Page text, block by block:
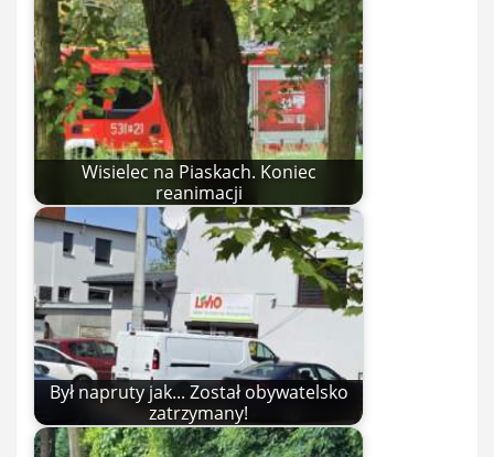
Wisielec na Piaskach. Koniec
reanimacji
Był napruty jak... Został obywatelsko
zatrzymany!